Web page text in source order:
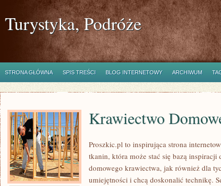
Turystyka, Podróże
STRONA GŁÓWNA SPIS TREŚCI BLOG INTERNETOWY ARCHIWUM
Krawiectwo
Proszkic.pl to inspirująca strona
tkanin, która może stać się bazą
domowego krawiectwa, jak również dla
umiejętności i chcą doskonalić technikę.